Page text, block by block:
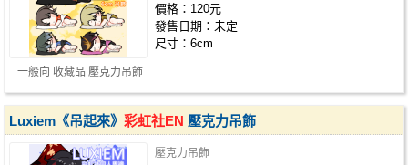
一般向 收藏品 壓克力吊飾
價格：120元
發售日期：未定
尺寸：6cm
Luxiem《吊起來》彩虹社EN 壓克力吊飾
壓克力吊飾